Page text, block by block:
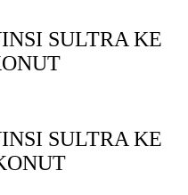
SULTRA KE
SULTRA KE